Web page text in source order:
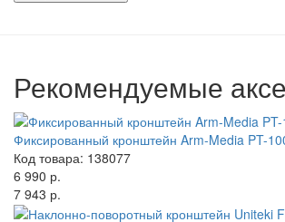
Рекомендуемые
Фиксированный кронштейн Arm-Media PT-
Код товара: 138077
6 990 р.
7 943 р.